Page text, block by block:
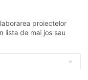
proiectelor
lista de mai jos sau